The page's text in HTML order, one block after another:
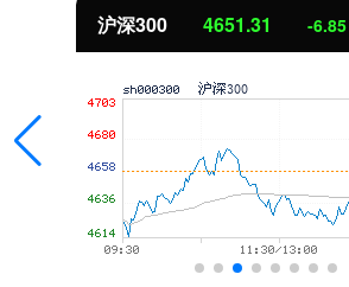
沪深300 4651.31 -6.85